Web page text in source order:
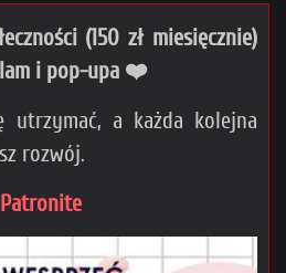
(150 zł miesięcznie)
i pop-upa ❤️
utrzymać, a każda kolejna
rozwój.